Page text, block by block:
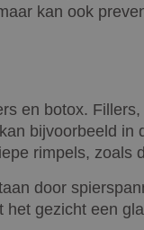
kan ook
en botox.
bijvoorbeeld
rimpels, zoals
door
gezicht een